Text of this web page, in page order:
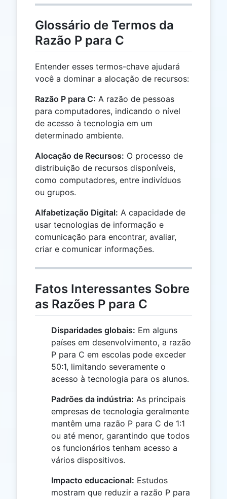
Glossário de Termos da
Razão P para C
Entender esses termos-chave ajudará
você a dominar a alocação de recursos:
Razão P para C: A razão de pessoas
para computadores, indicando o nível
de acesso à tecnologia em um
determinado ambiente.
Alocação de Recursos: O processo de
distribuição de recursos disponíveis,
como computadores, entre indivíduos
ou grupos.
Alfabetização Digital: A capacidade de
usar tecnologias de informação e
comunicação para encontrar, avaliar,
criar e comunicar informações.
Fatos Interessantes Sobre
as Razões P para C
Disparidades globais: Em alguns
países em desenvolvimento, a razão
P para C em escolas pode exceder
50:1, limitando severamente o
acesso à tecnologia para os alunos.
Padrões da indústria: As principais
empresas de tecnologia geralmente
mantêm uma razão P para C de 1:1
ou até menor, garantindo que todos
os funcionários tenham acesso a
vários dispositivos.
Impacto educacional: Estudos
mostram que reduzir a razão P para